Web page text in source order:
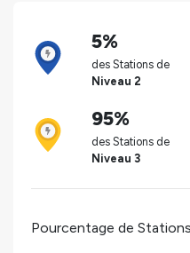
5%
des Stations de
Niveau 2
95%
des Stations de
Niveau 3
Pourcentage de